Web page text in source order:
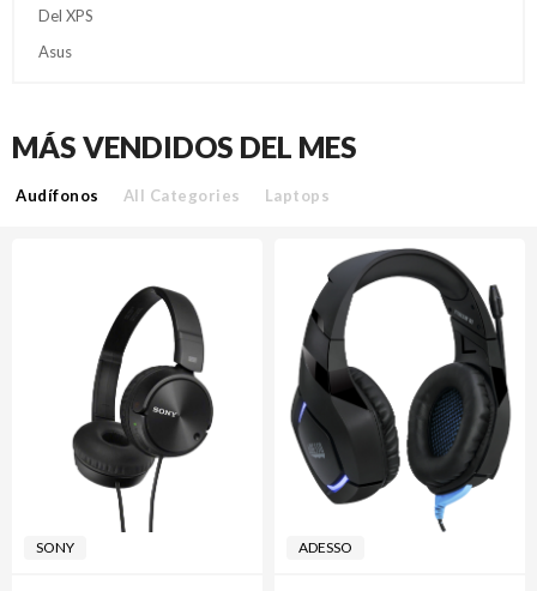
Del XPS
Asus
MÁS VENDIDOS DEL MES
Audífonos All Categories Laptops
SONY ADESSO